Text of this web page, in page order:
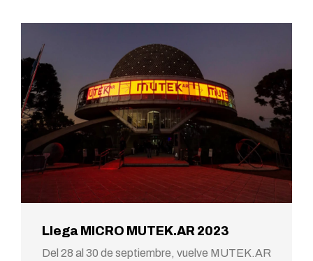
Llega MICRO MUTEK.AR 2023
Del 28 al 30 de septiembre, vuelve MUTEK.AR